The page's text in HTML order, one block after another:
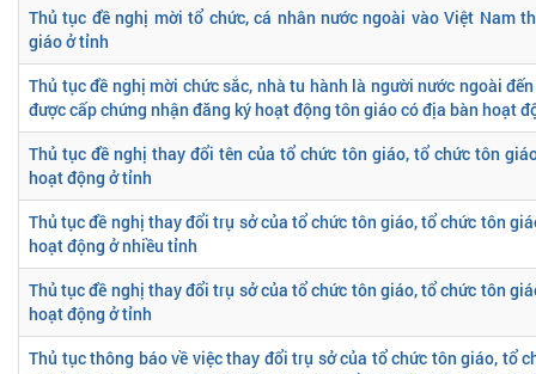
Thủ tục đề nghị mời tổ chức, cá nhân nước ngoài vào Việt Nam
giáo ở tỉnh
Thủ tục đề nghị mời chức sắc, nhà tu hành là người nước ngoài
được cấp chứng nhận đăng ký hoạt động tôn giáo có địa bàn hoạt
Thủ tục đề nghị thay đổi tên của tổ chức tôn giáo, tổ chức tôn
hoạt động ở tỉnh
Thủ tục đề nghị thay đổi trụ sở của tổ chức tôn giáo, tổ chức tôn
hoạt động ở nhiều tỉnh
Thủ tục đề nghị thay đổi trụ sở của tổ chức tôn giáo, tổ chức tôn
hoạt động ở tỉnh
Thủ tục thông báo về việc thay đổi trụ sở của tổ chức tôn giáo, tổ